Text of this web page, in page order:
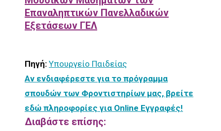
Επαναληπτικών Πανελλαδικών
Εξετάσεων ΓΕΛ
Πηγή: Υπουργείο Παιδείας
Αν ενδιαφέρεστε για το πρόγραμμα
σπουδών των Φροντιστηρίων μας, βρείτε
εδώ πληροφορίες για Online Εγγραφές!
Διαβάστε επίσης: